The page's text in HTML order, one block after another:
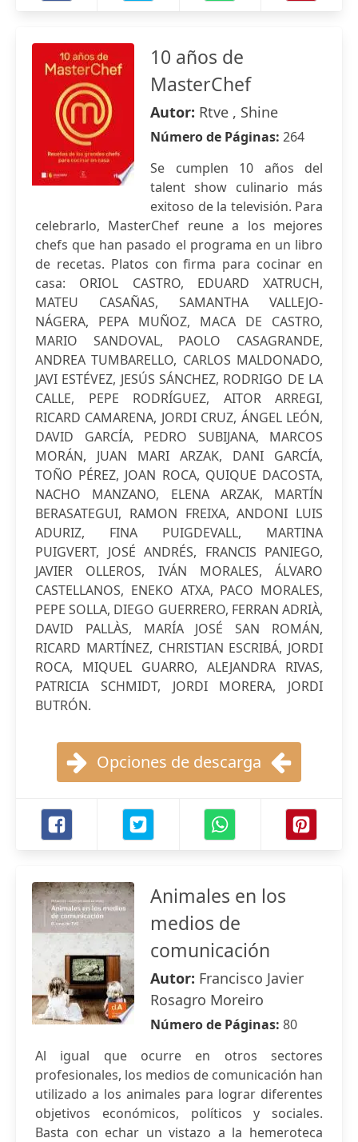
10 años de
MasterChef
Autor: Rtve , Shine
Número de Páginas: 264
Se cumplen 10 años del
talent show culinario más
exitoso de la televisión. Para
celebrarlo, MasterChef reune a los mejores
chefs que han pasado el programa en un libro
de recetas. Platos con firma para cocinar en
casa: ORIOL CASTRO, EDUARD XATRUCH,
MATEU CASAÑAS, SAMANTHA VALLEJO-
NÁGERA, PEPA MUÑOZ, MACA DE CASTRO,
MARIO SANDOVAL, PAOLO CASAGRANDE,
ANDREA TUMBARELLO, CARLOS MALDONADO,
JAVI ESTÉVEZ, JESÚS SÁNCHEZ, RODRIGO DE LA
CALLE, PEPE RODRÍGUEZ, AITOR ARREGI,
RICARD CAMARENA, JORDI CRUZ, ÁNGEL LEÓN,
DAVID GARCÍA, PEDRO SUBIJANA, MARCOS
MORÁN, JUAN MARI ARZAK, DANI GARCÍA,
TOÑO PÉREZ, JOAN ROCA, QUIQUE DACOSTA,
NACHO MANZANO, ELENA ARZAK, MARTÍN
BERASATEGUI, RAMON FREIXA, ANDONI LUIS
ADURIZ, FINA PUIGDEVALL, MARTINA
PUIGVERT, JOSÉ ANDRÉS, FRANCIS PANIEGO,
JAVIER OLLEROS, IVÁN MORALES, ÁLVARO
CASTELLANOS, ENEKO ATXA, PACO MORALES,
PEPE SOLLA, DIEGO GUERRERO, FERRAN ADRIÀ,
DAVID PALLÀS, MARÍA JOSÉ SAN ROMÁN,
RICARD MARTÍNEZ, CHRISTIAN ESCRIBÁ, JORDI
ROCA, MIQUEL GUARRO, ALEJANDRA RIVAS,
PATRICIA SCHMIDT, JORDI MORERA, JORDI
BUTRÓN.
Opciones de descarga
Animales en los
medios de
comunicación
Autor: Francisco Javier
Rosagro Moreiro
Número de Páginas: 80
Al igual que ocurre en otros sectores
profesionales, los medios de comunicación han
utilizado a los animales para lograr diferentes
objetivos económicos, políticos y sociales.
Basta con echar un vistazo a la hemeroteca